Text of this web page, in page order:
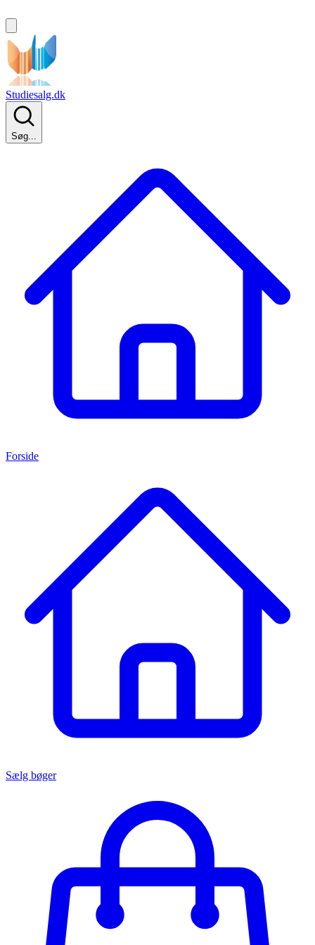
Studiesalg.dk
Søg...
Forside
Sælg bøger